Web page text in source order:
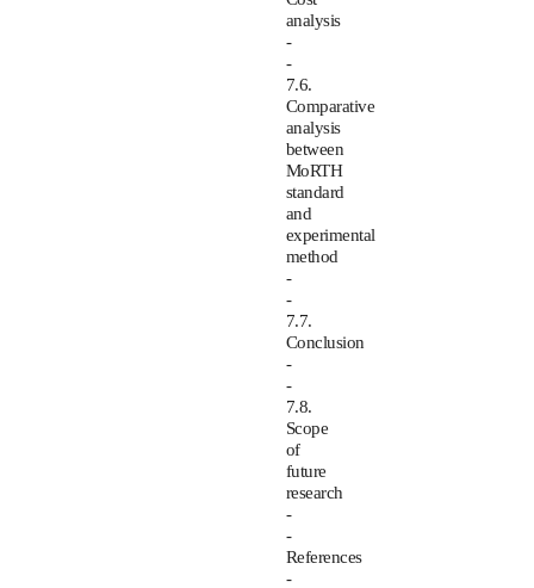
analysis
-
-
7.6.
Comparative
analysis
between
MoRTH
standard
and
experimental
method
-
-
7.7.
Conclusion
-
-
7.8.
Scope
of
future
research
-
-
References
-